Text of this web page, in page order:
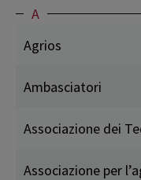
A
Agrios
Ambasciatori
Associazione dei
Associazione per